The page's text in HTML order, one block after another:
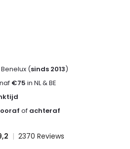
(sinds 2013)
€75 in NL & BE
of achteraf